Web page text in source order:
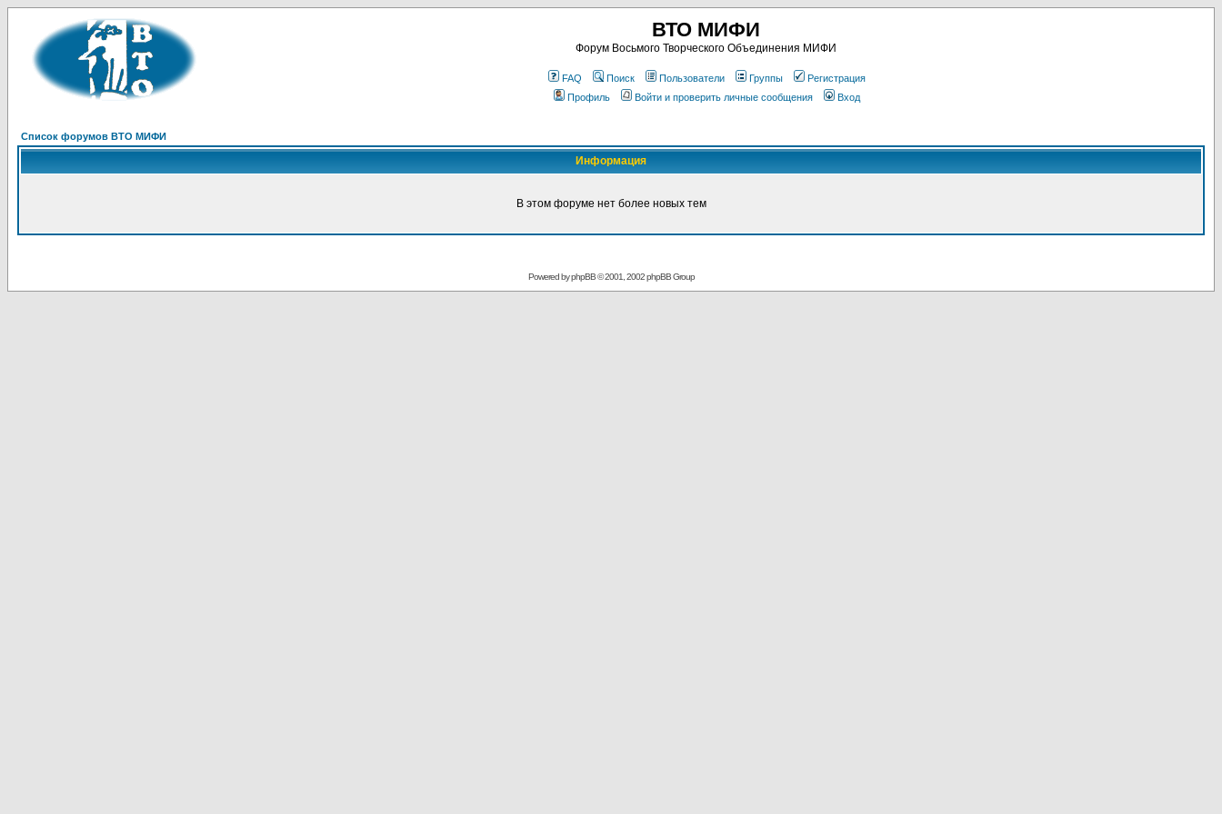
ВТО МИФИ
Форум Восьмого Творческого Объединения МИФИ
FAQ Поиск Пользователи Группы
Регистрация
Профиль
Войти и проверить личные сообщения Вход
Список форумов ВТО МИФИ
Информация
В этом форуме нет более новых тем
Powered byphpBB© 2001, 2002 phpBB Group